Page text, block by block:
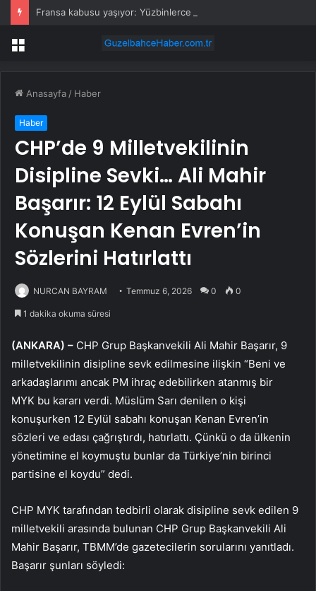
Menü
Anasayfa / Haber
Haber
CHP’de 9 Milletvekilinin
Disipline Sevki… Ali Mahir
Başarır: 12 Eylül Sabahı
Konuşan Kenan Evren’in
Sözlerini Hatırlattı
NURCAN BAYRAM Temmuz 6, 2026 0 0
1 dakika okuma süresi
(ANKARA) – CHP Grup Başkanvekili Ali Mahir Başarır, 9
milletvekilinin disipline sevk edilmesine ilişkin “Beni ve
arkadaşlarımı ancak PM ihraç edebilirken atanmış bir
MYK bu kararı verdi. Müslüm Sarı denilen o kişi
konuşurken 12 Eylül sabahı konuşan Kenan Evren’in
sözleri ve edası çağrıştırdı, hatırlattı. Çünkü o da ülkenin
yönetimine el koymuştu bunlar da Türkiye’nin birinci
partisine el koydu” dedi.
CHP MYK tarafından tedbirli olarak disipline sevk edilen 9
milletvekili arasında bulunan CHP Grup Başkanvekili Ali
Mahir Başarır, TBMM’de gazetecilerin sorularını yanıtladı.
Başarır şunları söyledi: